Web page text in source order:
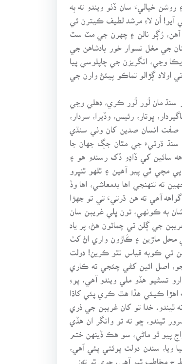
خياليءَ سان ڏٺو ويندو ته ٻه
اُن لاءِ مرشد لطيف ڪيترن ئي
آهن، رُڳو نالن ۽ چهرن جي مٽ سٽ
جي مغل نسوار خور بادشاهن جي
وڃي، انگريزن جي چاپلوسي پيا
ڳڙالو تماڪو پيئڻ وارن جي
سنڌ مان لُور لُور ڪري، دهلي وڃي
ڀوتار، رئيس، وڏيرا، سردار،
صفت انسان صدين کان وٺي سنڌي
سنڌ ڌرتيءَ جي مٿان جڳ جهان جا
سائين کي ڏاڍو ڏک رسندو هو ۽
مچي ٿي پيو آهين ۽ ٿلهو ٿنڀرو
ته تنهنجي اها بدمعاشي، اها وڏ
آهي ته هن ڌرتيءَ تي تو جهڙا
به ڪونهي، تون ڀلي غريبن سان
جي ڳلن تي چماٽون هڻ، پر ياد
محل ماڙين ۽ ڪَارُون واري اڻ کٽ
تي ڪوبه قياس نٿو ڪرين! دولت
اصل ائين کڻي چئجي ته ڪاري
تسڻيو هڏو ملي ويندو آهي، پوءِ
اهڙا ڪيئي هڏا هٿ ڪري پئي کاڌا
خدا تو کان غريبن جي ذري
ٿيندو، ڇو ته تو وانگر ان هڏي
پيو ٿو ماڻي، سو هڪ ڏينهن ختم
ويا، سندن دولت پوئتي پئي آهي،
مخاطب ٿيو آهي، چوي ٿو ته: